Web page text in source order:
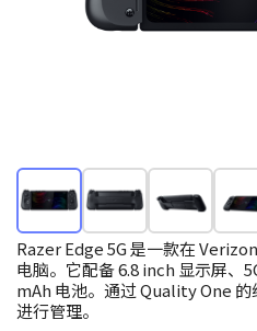
Razer Edge 5G 是一款在
电脑。它配备 6.8 inch 显示屏、
mAh 电池。通过 Quality One
进行管理。